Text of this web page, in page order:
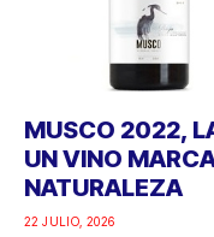
MUSCO 2022,
UN VINO
NATURALEZA
22 JULIO, 2026